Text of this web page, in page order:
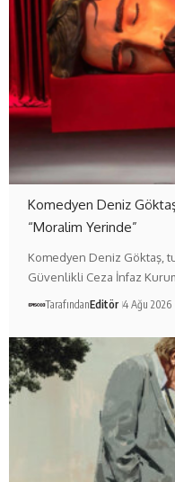
Komedyen Deniz
“Moralim Yerinde”
Komedyen Deniz Göktaş,
Güvenlikli Ceza İnfaz
TarafındanEditör 4 Ağu 2026